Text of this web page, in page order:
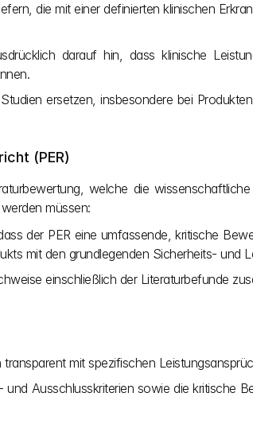
die mit einer definierten klinischen
darauf hin, dass klinische
ersetzen, insbesondere bei
(PER)
welche die
müssen:
der PER eine umfassende, kritische
mit den grundlegenden Sicherheits- und
einschließlich der Literaturbefunde
mit spezifischen
und Ausschlusskriterien sowie die kritische